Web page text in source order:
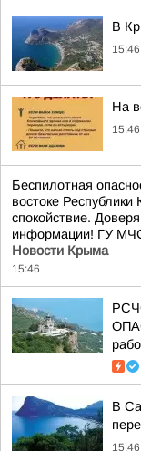
В
15:46
На
15:46
Беспилотная
востоке
спокойствие.
информации! ГУ
Новости Крыма
15:46
В
15:46